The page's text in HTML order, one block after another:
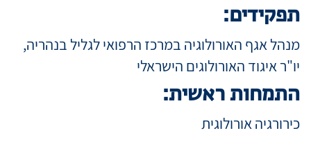
תפקידים:
מנהל אגף האורולוגיה במרכז הרפואי לגליל בנהריה,
יו"ר איגוד האורולוגים הישראלי
התמחות ראשית:
כירורגיה אורולוגית